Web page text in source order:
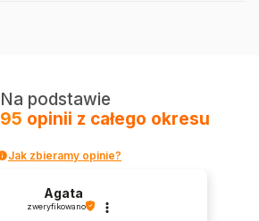
Na podstawie
95 opinii z całego okresu
Jak zbieramy opinie?
Agata
zweryfikowano